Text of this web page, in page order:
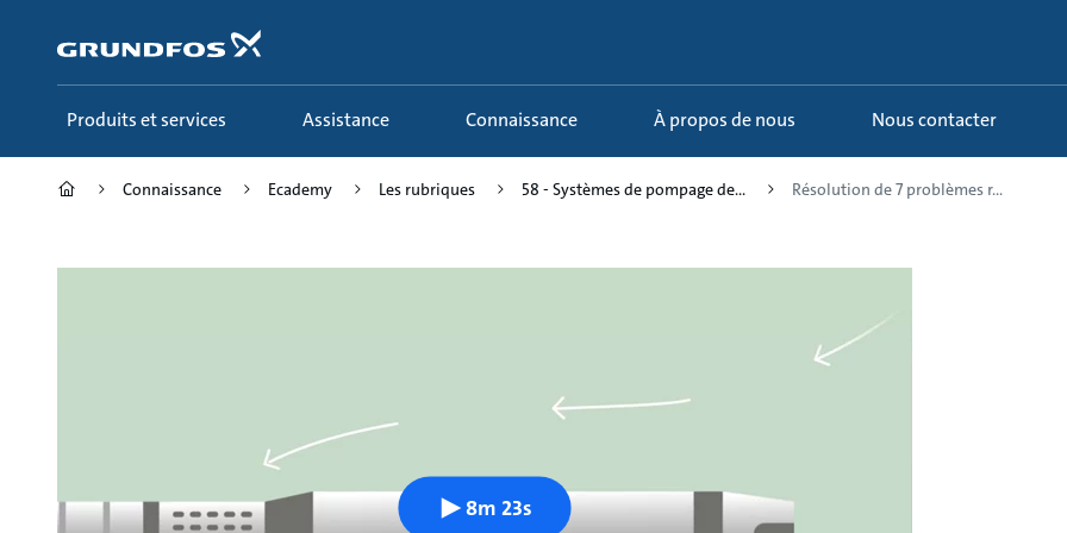
principal
Produits et services Assistance Connaissance À propos de nous Nous contacter
Connaissance Ecademy Les rubriques 58 - Systèmes de pompage de... Résolution de 7 problèmes r...
8m 23s